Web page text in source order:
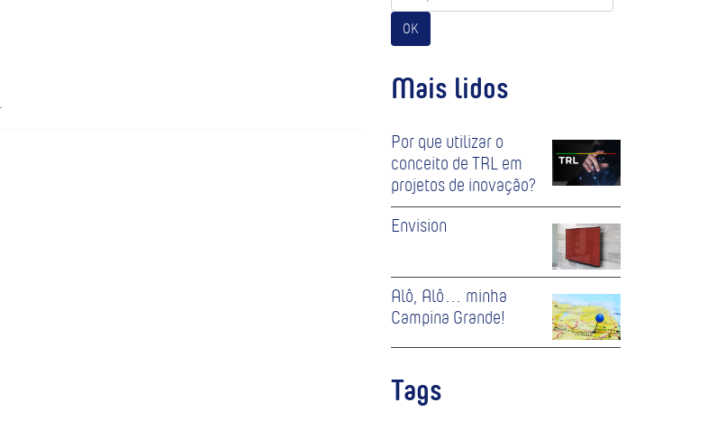
OK
Mais lidos
Por que utilizar o
conceito de TRL em
projetos de inovação?
Envision
Alô, Alô… minha
Campina Grande!
Tags